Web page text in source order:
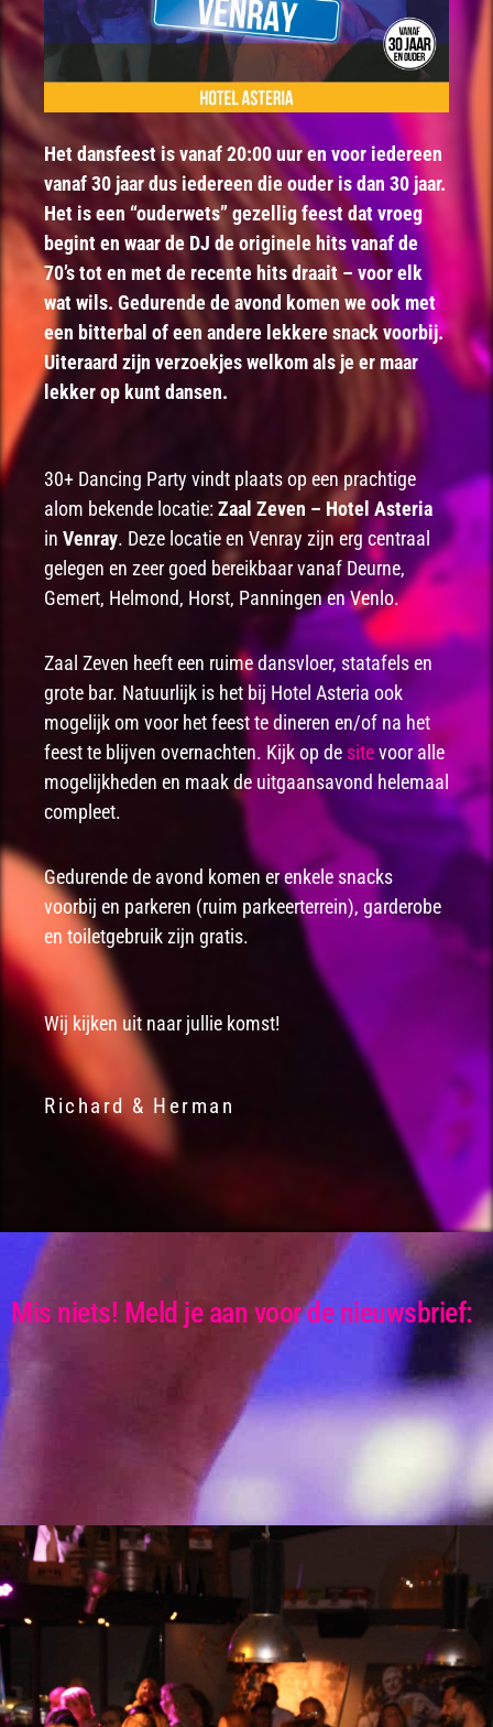
Het dansfeest is vanaf 20:00 uur en voor iedereen
vanaf 30 jaar dus iedereen die ouder is dan 30 jaar.
Het is een “ouderwets” gezellig feest dat vroeg
begint en waar de DJ de originele hits vanaf de
70’s tot en met de recente hits draait – voor elk
wat wils. Gedurende de avond komen we ook met
een bitterbal of een andere lekkere snack voorbij.
Uiteraard zijn verzoekjes welkom als je er maar
lekker op kunt dansen.
30+ Dancing Party vindt plaats op een prachtige
alom bekende locatie:Zaal Zeven – Hotel Asteria
in Venray. Deze locatie en Venray zijn erg centraal
gelegen en zeer goed bereikbaar vanaf Deurne,
Gemert, Helmond, Horst, Panningen en Venlo.
Zaal Zeven heeft een ruime dansvloer, statafels en
grote bar. Natuurlijk is het bij Hotel Asteria ook
mogelijk om voor het feest te dineren en/of na het
feest te blijven overnachten. Kijk op de sitevoor alle
mogelijkheden en maak de uitgaansavond helemaal
compleet.
Gedurende de avond komen er enkele snacks
voorbij en parkeren (ruim parkeerterrein), garderobe
en toiletgebruik zijn gratis.
Wij kijken uit naar jullie komst!
Richard & Herman
Mis niets! Meld je aan voor de nieuwsbrief: